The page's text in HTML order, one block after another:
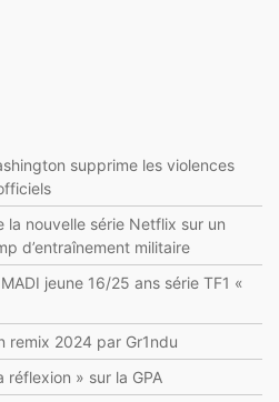
supprime les violences
la nouvelle série Netflix sur un
d’entraînement militaire
jeune 16/25 ans série TF1 «
remix 2024 par Gr1ndu
réflexion » sur la GPA